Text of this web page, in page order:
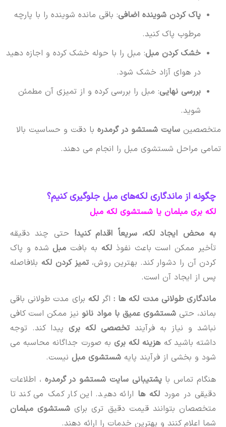
پاک کردن شوینده اضافی: باقی مانده شوینده را با پارچه
مرطوب پاک کنید.
خشک کردن مبل: مبل را با حوله خشک کرده و اجازه دهید
در هوای آزاد خشک شود.
بررسی نهایی: مبل را بررسی کرده و از تمیزی آن مطمئن
شوید.
متخصصین سایت شستشو در گرمدره با دقت و حساسیت بالا
تمامی مراحل شستشوی مبل را انجام می دهند.
چگونه از ماندگاری لکه‌های مبل جلوگیری کنیم؟
لکه بری مبلمان یا شستشوی لکه مبل
به محض ایجاد لکه، سریعاً اقدام کنید!حتی چند دقیقه
تأخیر ممکن است باعث نفوذ لکهبه بافت مبلشده و پاک
کردن آن را دشوار کند. بهترین روش، تمیز کردن لکهبلافاصله
پس از ایجاد آن است.
ماندگاری طولانی مدت لکه ها : اگر لکه برای مدت طولانی باقی
بماند، حتی شستشوی عمیق با مواد نانو نیز ممکن است کافی
نباشد و نیاز به فرآیند تخصصی لکه بری پیدا کند. توجه
داشته باشید که هزینه لکه بریبه صورت جداگانه محاسبه می
شود و بخشی از فرآیند پایه شستشوی مبل نیست.
هنگام تماس با پشتیبانی سایت شستشو در گرمدره ، اطلاعات
دقیقی در مورد لکه ها ارائه دهید. این کار کمک می کند تا
متخصصان بتوانند قیمت دقیق تری برای شستشوی مبلمان
شما اعلام کنند و بهترین خدمات را ارائه دهند.